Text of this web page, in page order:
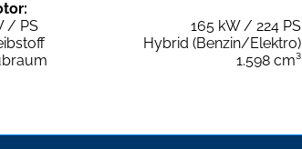
/ PS
165 kW / 224 PS
Hybrid (Benzin/Elektro)
1.598 cm³